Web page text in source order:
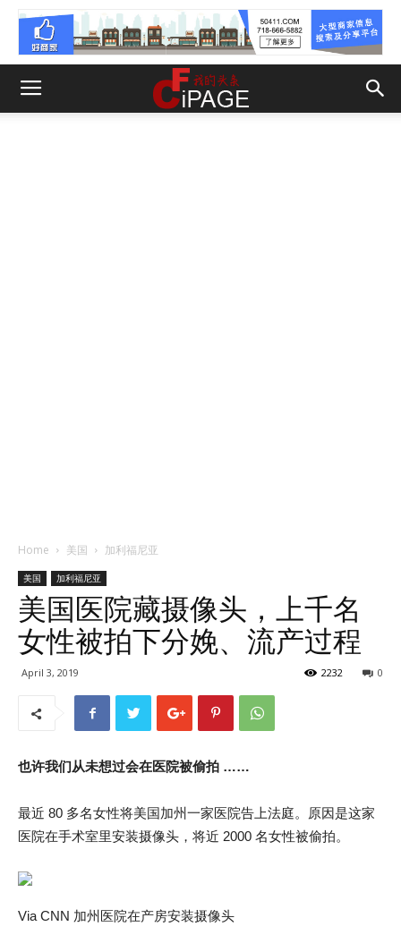
Home 美国 加利福尼亚
美国 加利福尼亚
美国医院藏摄像头，上千名
女性被拍下分娩、流产过程
April 3, 2019 0
2232
也许我们从未想过会在医院被偷拍 ……
最近 80 多名女性将美国加州一家医院告上法庭。原因是这家
医院在手术室里安装摄像头，将近 2000 名女性被偷拍。
Via CNN 加州医院在产房安装摄像头